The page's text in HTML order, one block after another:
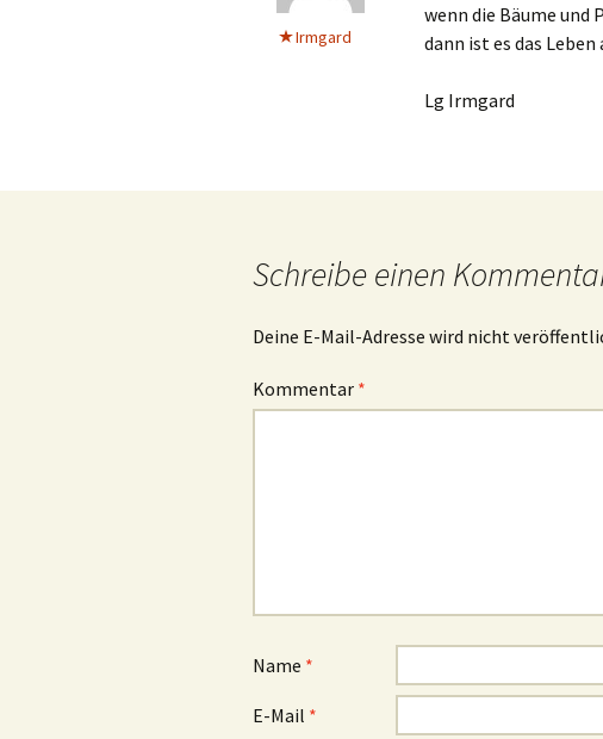
Irmgard
wenn die Bäume und
dann ist es das
Lg Irmgard
Schreibe einen
Deine E-Mail-Adresse wird nicht
Kommentar *
Name *
E-Mail *